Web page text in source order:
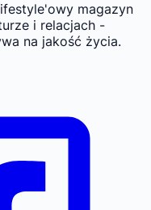
magazyn
i relacjach -
na jakość życia.